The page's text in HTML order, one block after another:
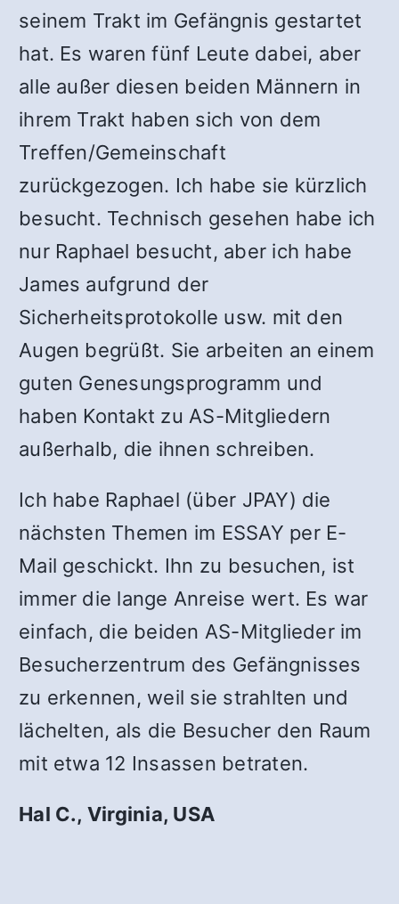
seinem Trakt im Gefängnis gestartet
hat. Es waren fünf Leute dabei, aber
alle außer diesen beiden Männern in
ihrem Trakt haben sich von dem
Treffen/Gemeinschaft
zurückgezogen. Ich habe sie kürzlich
besucht. Technisch gesehen habe ich
nur Raphael besucht, aber ich habe
James aufgrund der
Sicherheitsprotokolle usw. mit den
Augen begrüßt. Sie arbeiten an einem
guten Genesungsprogramm und
haben Kontakt zu AS-Mitgliedern
außerhalb, die ihnen schreiben.
Ich habe Raphael (über JPAY) die
nächsten Themen im ESSAY per E-
Mail geschickt. Ihn zu besuchen, ist
immer die lange Anreise wert. Es war
einfach, die beiden AS-Mitglieder im
Besucherzentrum des Gefängnisses
zu erkennen, weil sie strahlten und
lächelten, als die Besucher den Raum
mit etwa 12 Insassen betraten.
Hal C., Virginia, USA